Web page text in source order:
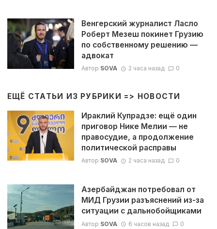
Венгерский журналист Ласло
Роберт Мезеш покинет Грузию
по собственному решению —
адвокат
Автор SOVA 2 часа назад 0
ЕЩЁ СТАТЬИ ИЗ РУБРИКИ => НОВОСТИ
Ираклий Купрадзе: ещё один
приговор Нике Мелии — не
правосудие, а продолжение
политической расправы
Автор SOVA 2 часа назад 0
Азербайджан потребовал от
МИД Грузии разъяснений из-за
ситуации с дальнобойщиками
Автор SOVA 6 часов назад 0